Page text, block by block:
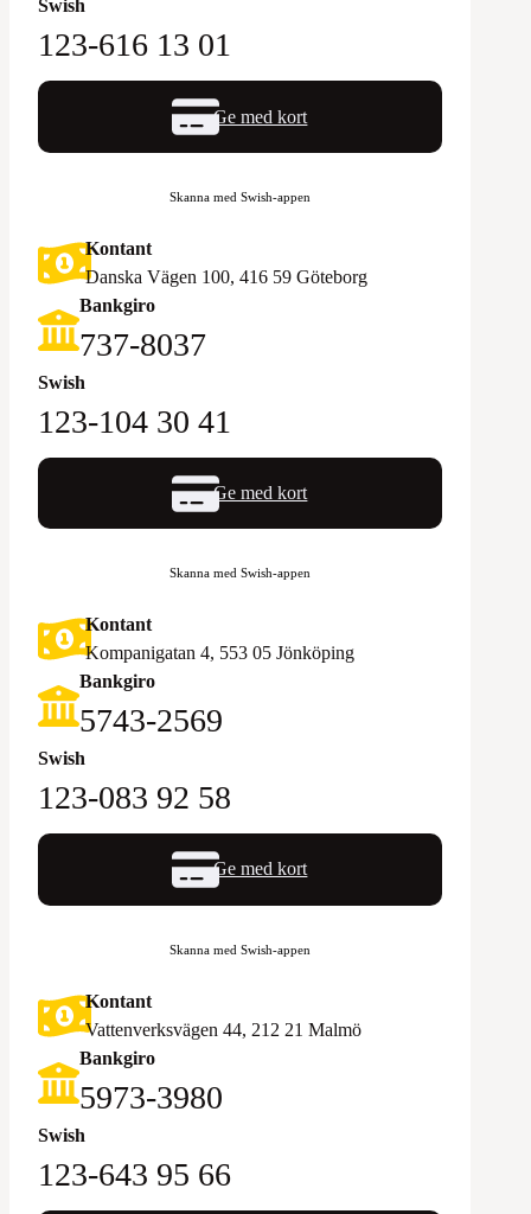
Swish
123-616 13 01
Ge med kort
Skanna med Swish-appen
Kontant
Danska Vägen 100, 416 59 Göteborg
Bankgiro
‪737-8037‬
Swish
123-104 30 41
Ge med kort
Skanna med Swish-appen
Kontant
Kompanigatan 4, 553 05 Jönköping
Bankgiro
5743-2569‬
Swish
123-083 92 58
Ge med kort
Skanna med Swish-appen
Kontant
Vattenverksvägen 44, 212 21 Malmö
Bankgiro
5973-3980
Swish
123-643 95 66